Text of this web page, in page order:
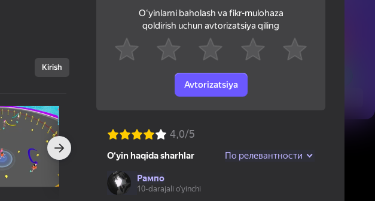
Kirish
Oʻyinlarni baholash va fikr-mulohaza
qoldirish uchun avtorizatsiya qiling
Avtorizatsiya